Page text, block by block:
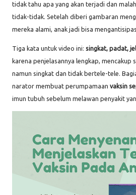
tidak tahu apa yang akan terjadi dan
tidak-tidak. Setelah diberi gambaran
mereka alami, anak jadi bisa
Tiga kata untuk video ini: singkat, padat,
karena penjelasannya lengkap, mencakup
namun singkat dan tidak bertele-tele.
narator membuat perumpamaan vaksin
imun tubuh sebelum melawan penyakit